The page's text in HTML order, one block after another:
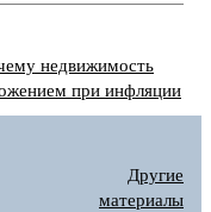
недвижимость
при инфляции
Другие
материалы